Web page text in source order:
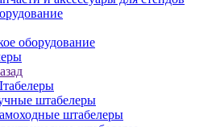
оборудование
штабелеры
штабелеры